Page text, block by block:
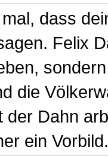
dass
Felix
die
der Dahn
ein Vorbild.